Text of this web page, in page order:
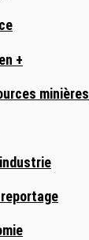
+
minières